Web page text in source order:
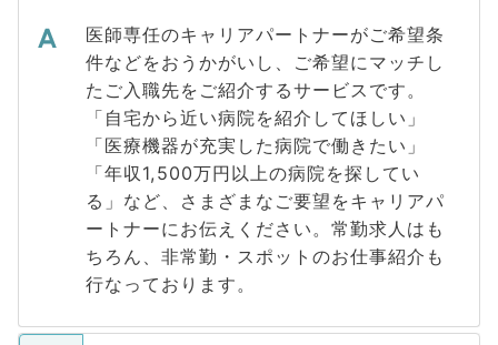
医師専任のキャリアパートナーがご希望条
件などをおうかがいし、ご希望にマッチし
たご入職先をご紹介するサービスです。
「自宅から近い病院を紹介してほしい」
「医療機器が充実した病院で働きたい」
「年収1,500万円以上の病院を探してい
る」など、さまざまなご要望をキャリアパ
ートナーにお伝えください。常勤求人はも
ちろん、非常勤・スポットのお仕事紹介も
行なっております。